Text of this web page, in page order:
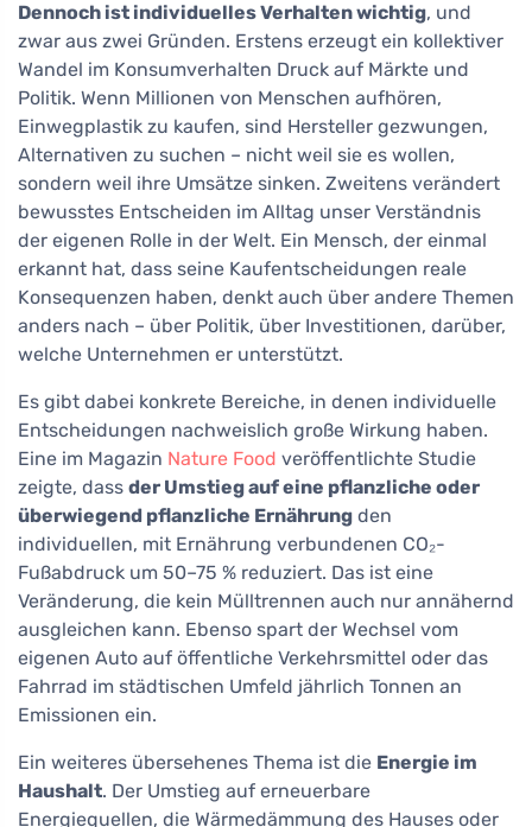
Dennoch ist individuelles Verhalten wichtig, und
zwar aus zwei Gründen. Erstens erzeugt ein kollektiver
Wandel im Konsumverhalten Druck auf Märkte und
Politik. Wenn Millionen von Menschen aufhören,
Einwegplastik zu kaufen, sind Hersteller gezwungen,
Alternativen zu suchen – nicht weil sie es wollen,
sondern weil ihre Umsätze sinken. Zweitens verändert
bewusstes Entscheiden im Alltag unser Verständnis
der eigenen Rolle in der Welt. Ein Mensch, der einmal
erkannt hat, dass seine Kaufentscheidungen reale
Konsequenzen haben, denkt auch über andere Themen
anders nach – über Politik, über Investitionen, darüber,
welche Unternehmen er unterstützt.
Es gibt dabei konkrete Bereiche, in denen individuelle
Entscheidungen nachweislich große Wirkung haben.
Eine im Magazin Nature Food veröffentlichte Studie
zeigte, dass der Umstieg auf eine pflanzliche oder
überwiegend pflanzliche Ernährung den
individuellen, mit Ernährung verbundenen CO₂-
Fußabdruck um 50–75 % reduziert. Das ist eine
Veränderung, die kein Mülltrennen auch nur annähernd
ausgleichen kann. Ebenso spart der Wechsel vom
eigenen Auto auf öffentliche Verkehrsmittel oder das
Fahrrad im städtischen Umfeld jährlich Tonnen an
Emissionen ein.
Ein weiteres übersehenes Thema ist die Energie im
Haushalt. Der Umstieg auf erneuerbare
Energiequellen, die Wärmedämmung des Hauses oder